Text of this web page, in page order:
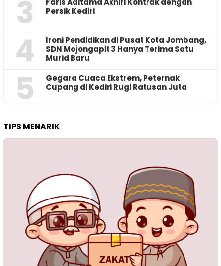
3
Faris Aditama Akhiri Kontrak dengan
Persik Kediri
4
Ironi Pendidikan di Pusat Kota Jombang,
SDN Mojongapit 3 Hanya Terima Satu
Murid Baru
5
‎Gegara Cuaca Ekstrem, Peternak
Cupang di Kediri Rugi Ratusan Juta
TIPS MENARIK